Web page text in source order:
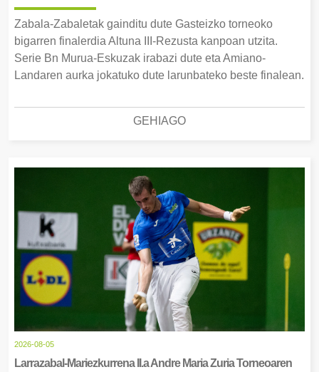
Zabala-Zabaletak gainditu dute Gasteizko torneoko
bigarren finalerdia Altuna III-Rezusta kanpoan utzita.
Serie Bn Murua-Eskuzak irabazi dute eta Amiano-
Landaren aurka jokatuko dute larunbateko beste finalean.
GEHIAGO
2026-08-05
Larrazabal-Mariezkurrena II.a Andre Maria Zuria Torneoaren